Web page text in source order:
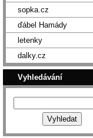
sopka.cz
ďábel Hamády
letenky
dalky.cz
Vyhledávání